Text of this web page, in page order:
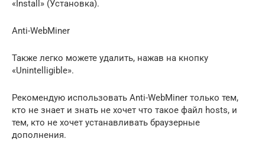
«Install» (Установка).
Anti-WebMiner
Также легко можете удалить, нажав на кнопку
«Unintelligible».
Рекомендую использовать Anti-WebMiner только тем,
кто не знает и знать не хочет что такое файл hosts, и
тем, кто не хочет устанавливать браузерные
дополнения.